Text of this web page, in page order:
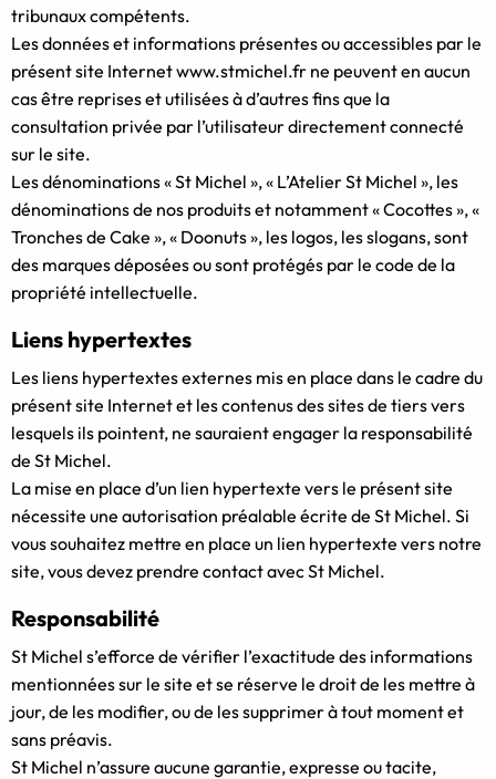
tribunaux compétents.
Les données et informations présentes ou accessibles par le
présent site Internet www.stmichel.fr ne peuvent en aucun
cas être reprises et utilisées à d’autres fins que la
consultation privée par l’utilisateur directement connecté
sur le site.
Les dénominations « St Michel », « L’Atelier St Michel », les
dénominations de nos produits et notamment « Cocottes », «
Tronches de Cake », « Doonuts », les logos, les slogans, sont
des marques déposées ou sont protégés par le code de la
propriété intellectuelle.
Liens hypertextes
Les liens hypertextes externes mis en place dans le cadre du
présent site Internet et les contenus des sites de tiers vers
lesquels ils pointent, ne sauraient engager la responsabilité
de St Michel.
La mise en place d’un lien hypertexte vers le présent site
nécessite une autorisation préalable écrite de St Michel. Si
vous souhaitez mettre en place un lien hypertexte vers notre
site, vous devez prendre contact avec St Michel.
Responsabilité
St Michel s’efforce de vérifier l’exactitude des informations
mentionnées sur le site et se réserve le droit de les mettre à
jour, de les modifier, ou de les supprimer à tout moment et
sans préavis.
St Michel n’assure aucune garantie, expresse ou tacite,